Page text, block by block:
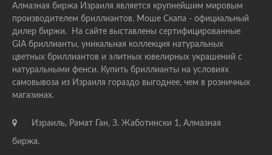
Алмазная биржа Израиля является крупнейшим мировым
производителем бриллиантов. Моше Скапа - официальный
дилер биржи. На сайте выставлены сертифицированные
GIA бриллианты, уникальная коллекция натуральных
цветных бриллиантов и элитных ювелирных украшений с
натуральными фенси. Купить бриллианты на условиях
самовывоза из Израиля гораздо выгоднее, чем в розничных
магазинах.
Израиль, Рамат Ган, З. Жаботински 1, Алмазная
биржа.